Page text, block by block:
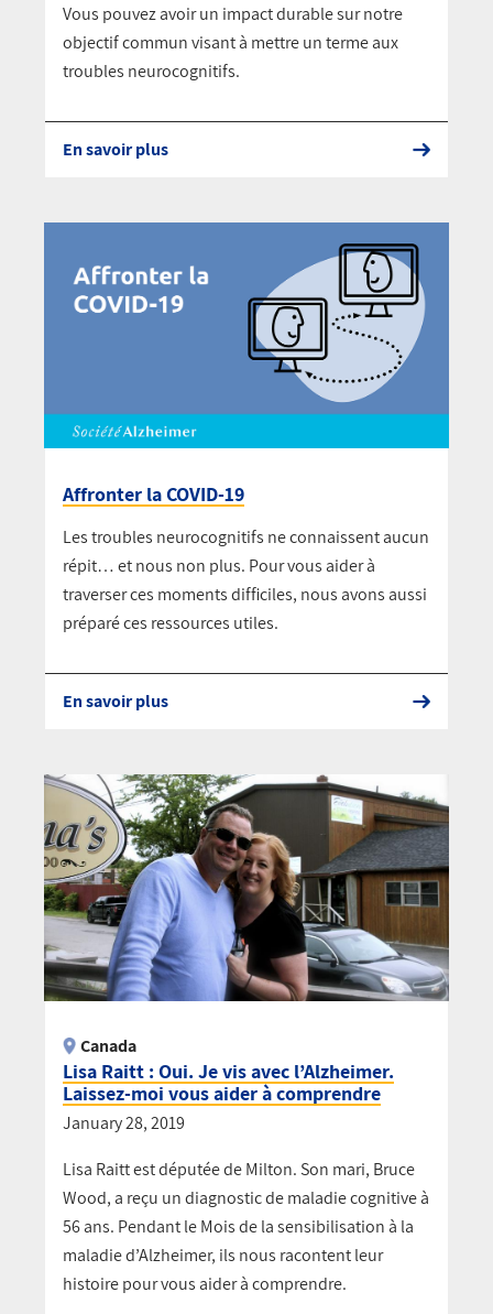
Vous pouvez avoir un impact durable sur notre
objectif commun visant à mettre un terme aux
troubles neurocognitifs.
En savoir plus
Affronter la COVID-19
Les troubles neurocognitifs ne connaissent aucun
répit… et nous non plus. Pour vous aider à
traverser ces moments difficiles, nous avons aussi
préparé ces ressources utiles.
En savoir plus
Lisa Raitt : Oui. Je vis avec l’Alzheimer.
Laissez-moi vous aider à comprendre
Canada
January 28, 2019
Lisa Raitt est députée de Milton. Son mari, Bruce
Wood, a reçu un diagnostic de maladie cognitive à
56 ans. Pendant le Mois de la sensibilisation à la
maladie d’Alzheimer, ils nous racontent leur
histoire pour vous aider à comprendre.